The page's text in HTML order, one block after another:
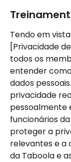
Tendo em
[Privacidade
todos os
entender
dados
privacidade
pessoalmente
funcionários
proteger a
relevantes e a
da Taboola e